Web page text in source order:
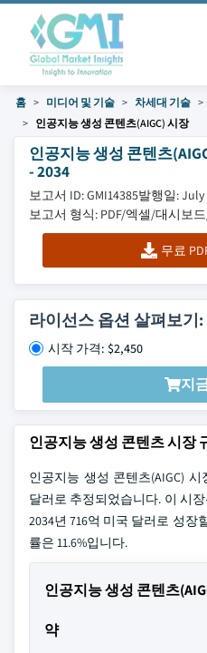
홈 미디어 및 기술 차세대 기술
인공지능 생성 콘텐츠(AIGC) 시장
인공지능 생성 콘텐츠
- 2034
보고서 ID: GMI14385발행일: July
보고서 형식: PDF/엑셀/대시보
무료
라이선스 옵션 살펴보기:
시작 가격: $2,450
지
인공지능 생성 콘텐츠 시장
인공지능 생성 콘텐츠(AIGC)
달러로 추정되었습니다. 이 시
2034년 716억 미국 달러로 성장
률은 11.6%입니다.
인공지능 생성 콘텐츠
약